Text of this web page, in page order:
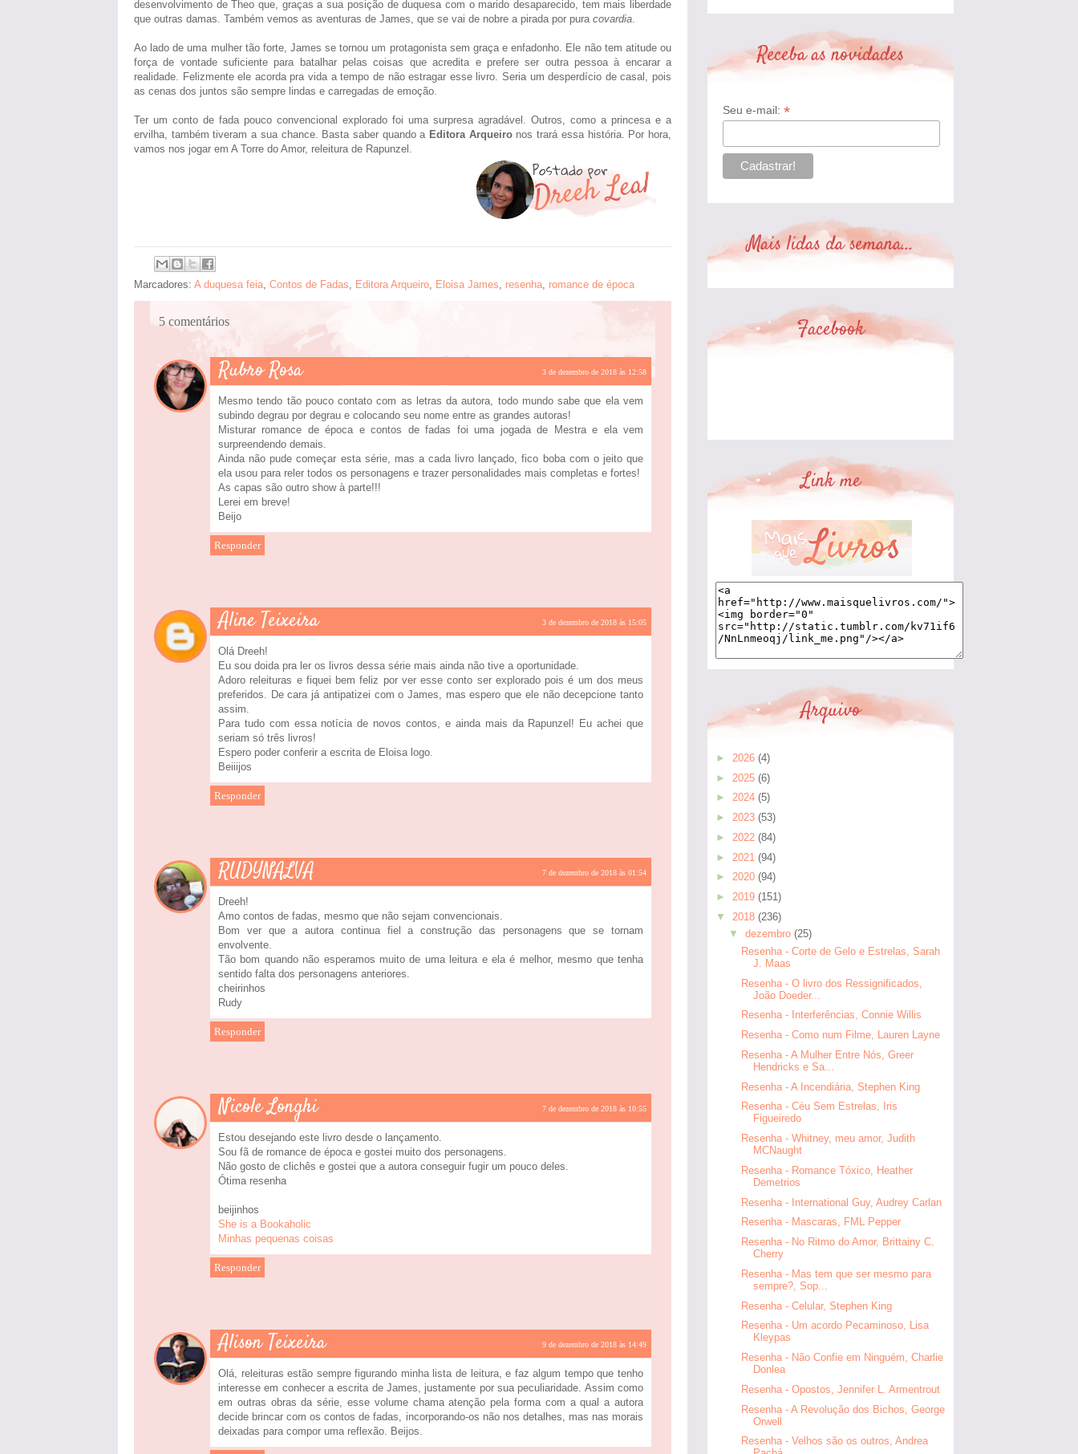
desenvolvimento de Theo que, graças a sua posição de duquesa com o marido desaparecido, tem mais liberdade
que outras damas. Também vemos as aventuras de James, que se vai de nobre a pirada por pura covardia.
Ao lado de uma mulher tão forte, James se tornou um protagonista sem graça e enfadonho. Ele não tem atitude ou
força de vontade suficiente para batalhar pelas coisas que acredita e prefere ser outra pessoa à encarar a
realidade. Felizmente ele acorda pra vida a tempo de não estragar esse livro. Seria um desperdício de casal, pois
as cenas dos juntos são sempre lindas e carregadas de emoção.
Ter um conto de fada pouco convencional explorado foi uma surpresa agradável. Outros, como a princesa e a
ervilha, também tiveram a sua chance. Basta saber quando a Editora Arqueironos trará essa história. Por hora,
vamos nos jogar em A Torre do Amor, releitura de Rapunzel.
Marcadores: A duquesa feia, Contos de Fadas, Editora Arqueiro, Eloisa James, resenha, romance de época
5 comentários
Rubro Rosa 3 de dezembro de 2018 às 12:58
Mesmo tendo tão pouco contato com as letras da autora, todo mundo sabe que ela vem
subindo degrau por degrau e colocando seu nome entre as grandes autoras!
Misturar romance de época e contos de fadas foi uma jogada de Mestra e ela vem
surpreendendo demais.
Ainda não pude começar esta série, mas a cada livro lançado, fico boba com o jeito que
ela usou para reler todos os personagens e trazer personalidades mais completas e fortes!
As capas são outro show à parte!!!
Lerei em breve!
Beijo
Responder
Aline Teixeira 3 de dezembro de 2018 às 15:05
Olá Dreeh!
Eu sou doida pra ler os livros dessa série mais ainda não tive a oportunidade.
Adoro releituras e fiquei bem feliz por ver esse conto ser explorado pois é um dos meus
preferidos. De cara já antipatizei com o James, mas espero que ele não decepcione tanto
assim.
Para tudo com essa notícia de novos contos, e ainda mais da Rapunzel! Eu achei que
seriam só três livros!
Espero poder conferir a escrita de Eloisa logo.
Beiiijos
Responder
RUDYNALVA 7 de dezembro de 2018 às 01:54
Dreeh!
Amo contos de fadas, mesmo que não sejam convencionais.
Bom ver que a autora continua fiel a construção das personagens que se tornam
envolvente.
Tão bom quando não esperamos muito de uma leitura e ela é melhor, mesmo que tenha
sentido falta dos personagens anteriores.
cheirinhos
Rudy
Responder
Nicole Longhi 7 de dezembro de 2018 às 10:55
Estou desejando este livro desde o lançamento.
Sou fã de romance de época e gostei muito dos personagens.
Não gosto de clichês e gostei que a autora conseguir fugir um pouco deles.
Ótima resenha
beijinhos
She is a Bookaholic
Minhas pequenas coisas
Responder
Alison Teixeira 9 de dezembro de 2018 às 14:49
Olá, releituras estão sempre figurando minha lista de leitura, e faz algum tempo que tenho
interesse em conhecer a escrita de James, justamente por sua peculiaridade. Assim como
em outras obras da série, esse volume chama atenção pela forma com a qual a autora
decide brincar com os contos de fadas, incorporando-os não nos detalhes, mas nas morais
deixadas para compor uma reflexão. Beijos.
Receba as novidades
Seu e-mail: *
Mais lidas da semana...
Facebook
Link me
Arquivo
► 2026 (4)
► 2025 (6)
► 2024 (5)
► 2023 (53)
► 2022 (84)
► 2021 (94)
► 2020 (94)
► 2019 (151)
▼
2018 (236)
▼
dezembro (25)
Resenha - Corte de Gelo e Estrelas, Sarah
J. Maas
Resenha - O livro dos Ressignificados,
João Doeder...
Resenha - Interferências, Connie Willis
Resenha - Como num Filme, Lauren Layne
Resenha - A Mulher Entre Nós, Greer
Hendricks e Sa...
Resenha - A Incendiária, Stephen King
Resenha - Céu Sem Estrelas, Iris
Figueiredo
Resenha - Whitney, meu amor, Judith
MCNaught
Resenha - Romance Tóxico, Heather
Demetrios
Resenha - International Guy, Audrey Carlan
Resenha - Mascaras, FML Pepper
Resenha - No Ritmo do Amor, Brittainy C.
Cherry
Resenha - Mas tem que ser mesmo para
sempre?, Sop...
Resenha - Celular, Stephen King
Resenha - Um acordo Pecaminoso, Lisa
Kleypas
Resenha - Não Confie em Ninguém, Charlie
Donlea
Resenha - Opostos, Jennifer L. Armentrout
Resenha - A Revolução dos Bichos, George
Orwell
Resenha - Velhos são os outros, Andrea